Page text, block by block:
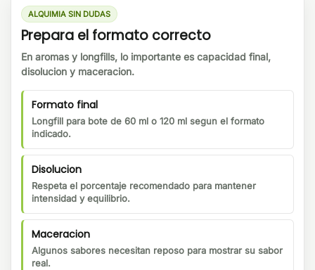
ALQUIMIA SIN DUDAS
Prepara el formato correcto
En aromas y longfills, lo importante es capacidad final,
disolucion y maceracion.
Formato final
Longfill para bote de 60 ml o 120 ml segun el formato
indicado.
Disolucion
Respeta el porcentaje recomendado para mantener
intensidad y equilibrio.
Maceracion
Algunos sabores necesitan reposo para mostrar su sabor
real.